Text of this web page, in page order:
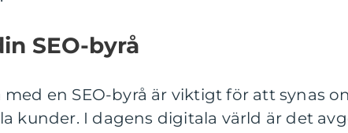
SEO-byrå
en SEO-byrå är viktigt för att synas
kunder. I dagens digitala värld är det